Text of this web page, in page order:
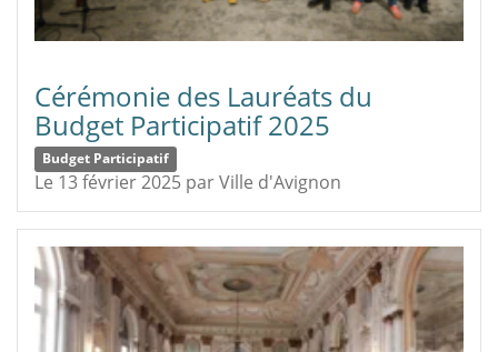
Cérémonie des Lauréats du
Budget Participatif 2025
Budget Participatif
Le 13 février 2025 parVille d'Avignon